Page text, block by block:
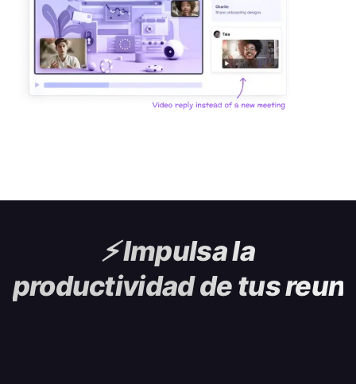
⚡️Impulsa la
productividad de tus